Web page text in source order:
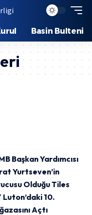
Basin Bulteni
Başkan Yardımcısı
Yurtseven’in
Olduğu Tiles
Luton’daki 10.
Açtı